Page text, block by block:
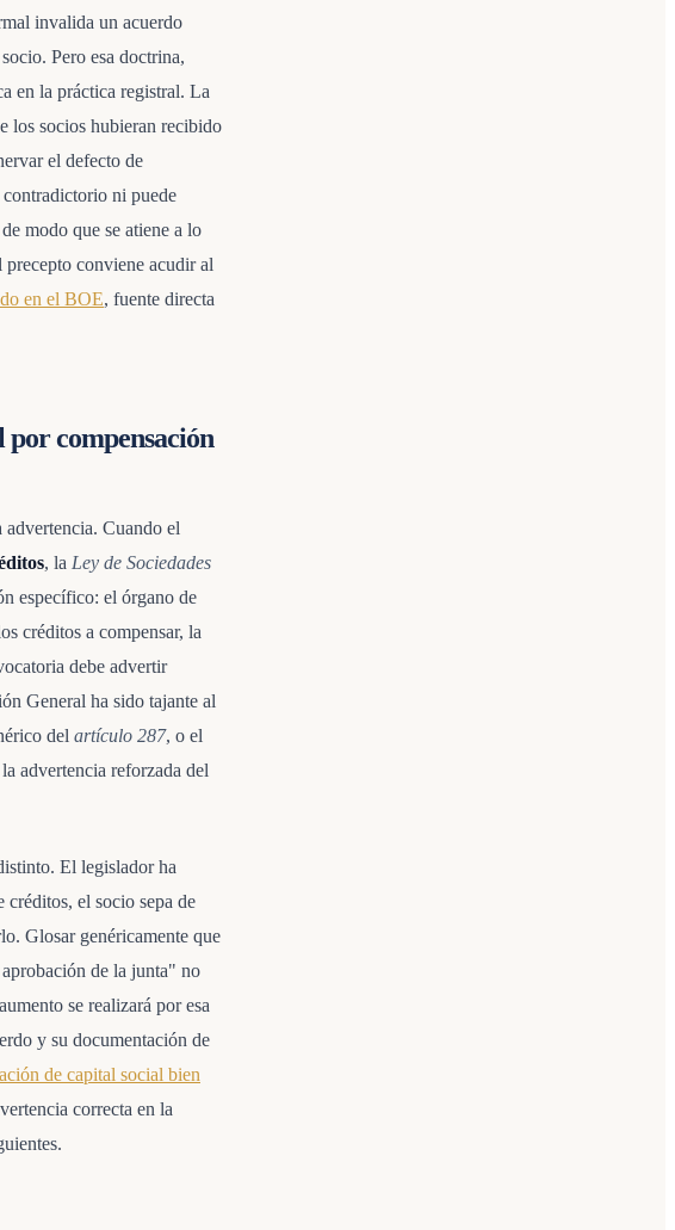
invalida un acuerdo
Pero esa doctrina,
en la práctica registral. La
los socios hubieran recibido
el defecto de
ni puede
modo que se atiene a lo
precepto conviene acudir al
en el BOE, fuente directa
por compensación
advertencia. Cuando el
, la Ley de Sociedades
específico: el órgano de
créditos a compensar, la
debe advertir
General ha sido tajante al
del artículo 287, o el
advertencia reforzada del
El legislador ha
créditos, el socio sepa de
Glosar genéricamente que
de la junta" no
se realizará por esa
y su documentación de
de capital social bien
correcta en la